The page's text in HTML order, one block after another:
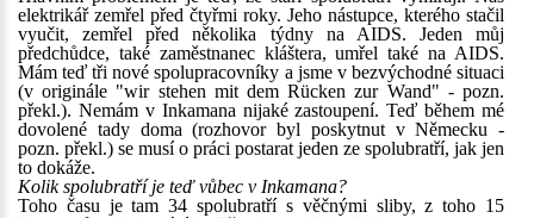
elektrikář zemřel před čtyřmi roky. Jeho nástupce, kterého stačil
vyučit, zemřel před několika týdny na AIDS. Jeden můj
předchůdce, také zaměstnanec kláštera, umřel také na AIDS.
Mám teď tři nové spolupracovníky a jsme v bezvýchodné situaci
(v originále "wir stehen mit dem Rücken zur Wand" - pozn.
překl.). Nemám v Inkamana nijaké zastoupení. Teď během mé
dovolené tady doma (rozhovor byl poskytnut v Německu -
pozn. překl.) se musí o práci postarat jeden ze spolubratří, jak jen
to dokáže.
Kolik spolubratří je teď vůbec v Inkamana?
Toho času je tam 34 spolubratří s věčnými sliby, z toho 15